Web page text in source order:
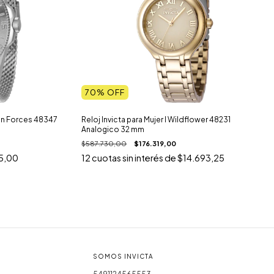
Forces 48347
70% OFF
Reloj Invicta para Mujer I Wildflower 48231
Analogico 32 mm
$587.730,00 $176.319,00
12cuotas sin interés de$14.693,25
SOMOS INVICTA